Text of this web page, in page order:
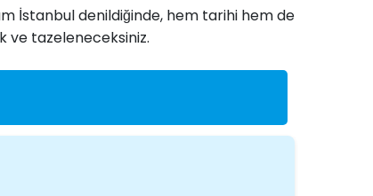
İstanbul denildiğinde, hem tarihi hem de
ve tazeleneceksiniz.